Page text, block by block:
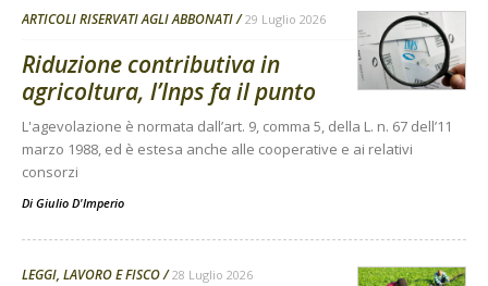
ARTICOLI RISERVATI AGLI ABBONATI 29 Luglio 2026
Riduzione contributiva in
agricoltura, l’Inps fa il punto
L'agevolazione è normata dall’art. 9, comma 5, della L. n. 67 dell’11
marzo 1988, ed è estesa anche alle cooperative e ai relativi
consorzi
Di Giulio D'Imperio
LEGGI, LAVORO E FISCO 28 Luglio 2026